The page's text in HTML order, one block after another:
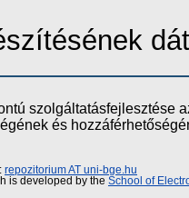
szolgáltatásfejlesztése
és
repozitorium AT uni-bge.hu
is developed by the School of